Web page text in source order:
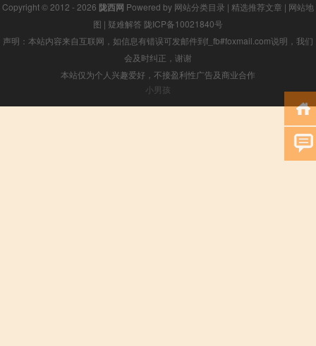
Copyright © 2012 - 2026 陇西网 Powered by 网站分类目录 | 精选推荐文章 | 网站地
图 | 疑难解答 陇ICP备10021840号
声明：本站内容来自互联网，如信息有错误可发邮件到f_fb#foxmail.com说明，我们
会及时纠正，谢谢
本站仅为个人兴趣爱好，不接盈利性广告及商业合作
小男孩